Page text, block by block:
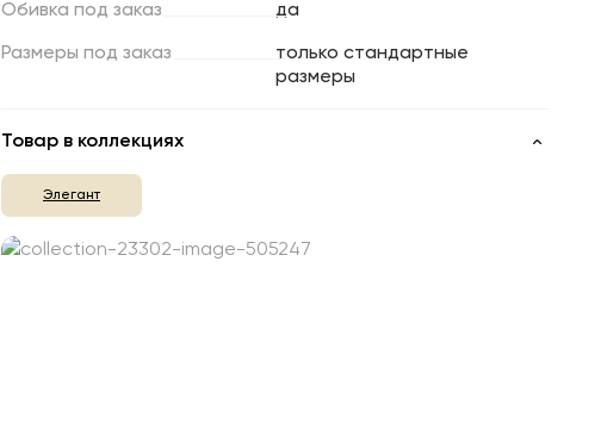
Обивка под заказ да
Размеры под заказ
только стандартные
размеры
Товар в коллекциях
Элегант